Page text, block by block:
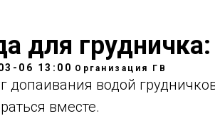
для
06 13:00 Организация ГВ
допаивания водой
вместе.